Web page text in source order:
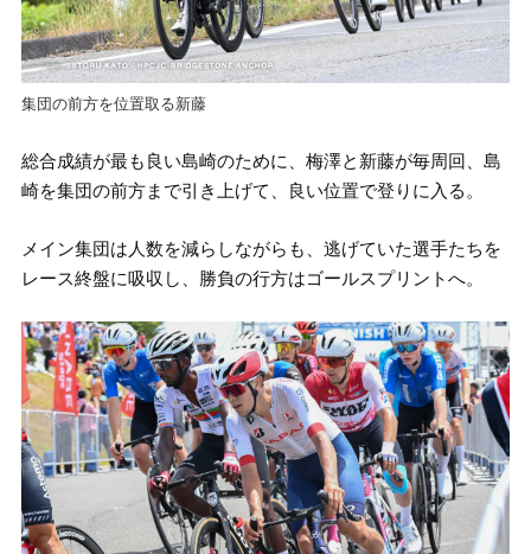
集団の前方を位置取る新藤
総合成績が最も良い島崎のために、梅澤と新藤が毎周回、島
崎を集団の前方まで引き上げて、良い位置で登りに入る。
メイン集団は人数を減らしながらも、逃げていた選手たちを
レース終盤に吸収し、勝負の行方はゴールスプリントへ。